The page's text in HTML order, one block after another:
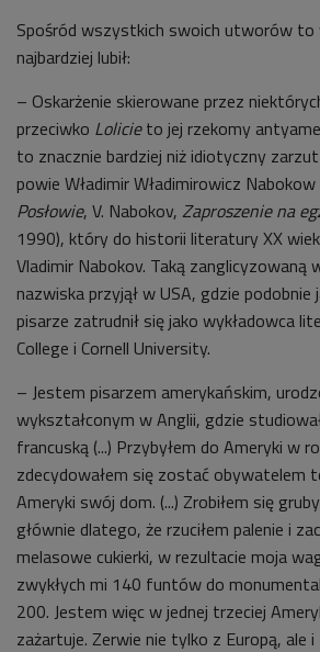
Spośród wszystkich swoich utworów to
najbardziej lubił:
– Oskarżenie skierowane przez
przeciwko Lolicieto jej rzekomy
to znacznie bardziej niż idiotyczny
powie Władimir Władimirowicz
Posłowie, V. Nabokov, Zaproszenie na
1990), który do historii literatury XX
Vladimir Nabokov. Taką zanglicyzowaną
nazwiska przyjął w USA, gdzie podobnie
pisarze zatrudnił się jako wykładowca
College i Cornell University.
– Jestem pisarzem amerykańskim,
wykształconym w Anglii, gdzie
francuską (...) Przybyłem do Ameryki w
zdecydowałem się zostać obywatelem
Ameryki swój dom. (...) Zrobiłem się
głównie dlatego, że rzuciłem palenie i
melasowe cukierki, w rezultacie moja
zwykłych mi 140 funtów do
200. Jestem więc w jednej trzeciej
zażartuje. Zerwie nie tylko z Europą, ale